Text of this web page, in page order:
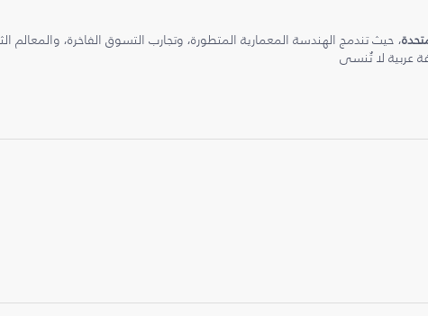
، حيث تندمج الهندسة المعمارية المتطورة، وتجارب التسوق الفاخرة، والمعالم
عربية لا تُنسى